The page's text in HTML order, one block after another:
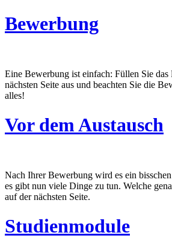
Bewerbung
Eine Bewerbung ist einfach: Füllen Sie das
nächsten Seite aus und beachten Sie die
alles!
Vor dem Austausch
Nach Ihrer Bewerbung wird es ein
es gibt nun viele Dinge zu tun. Welche
auf der nächsten Seite.
Studienmodule